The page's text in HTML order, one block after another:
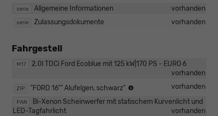
serie Allgemeine Informationen vorhanden
serie Zulassungsdokumente vorhanden
Fahrgestell
M17
2.0l TDCi Ford Ecoblue mit 125 kW|170 PS - EURO 6
vorhanden
ZIP "FORD 16"" Alufelgen, schwarz" vorhanden
PAN
Bi-Xenon Scheinwerfer mit statischem Kurvenlicht und
LED-Tagfahrlicht
vorhanden